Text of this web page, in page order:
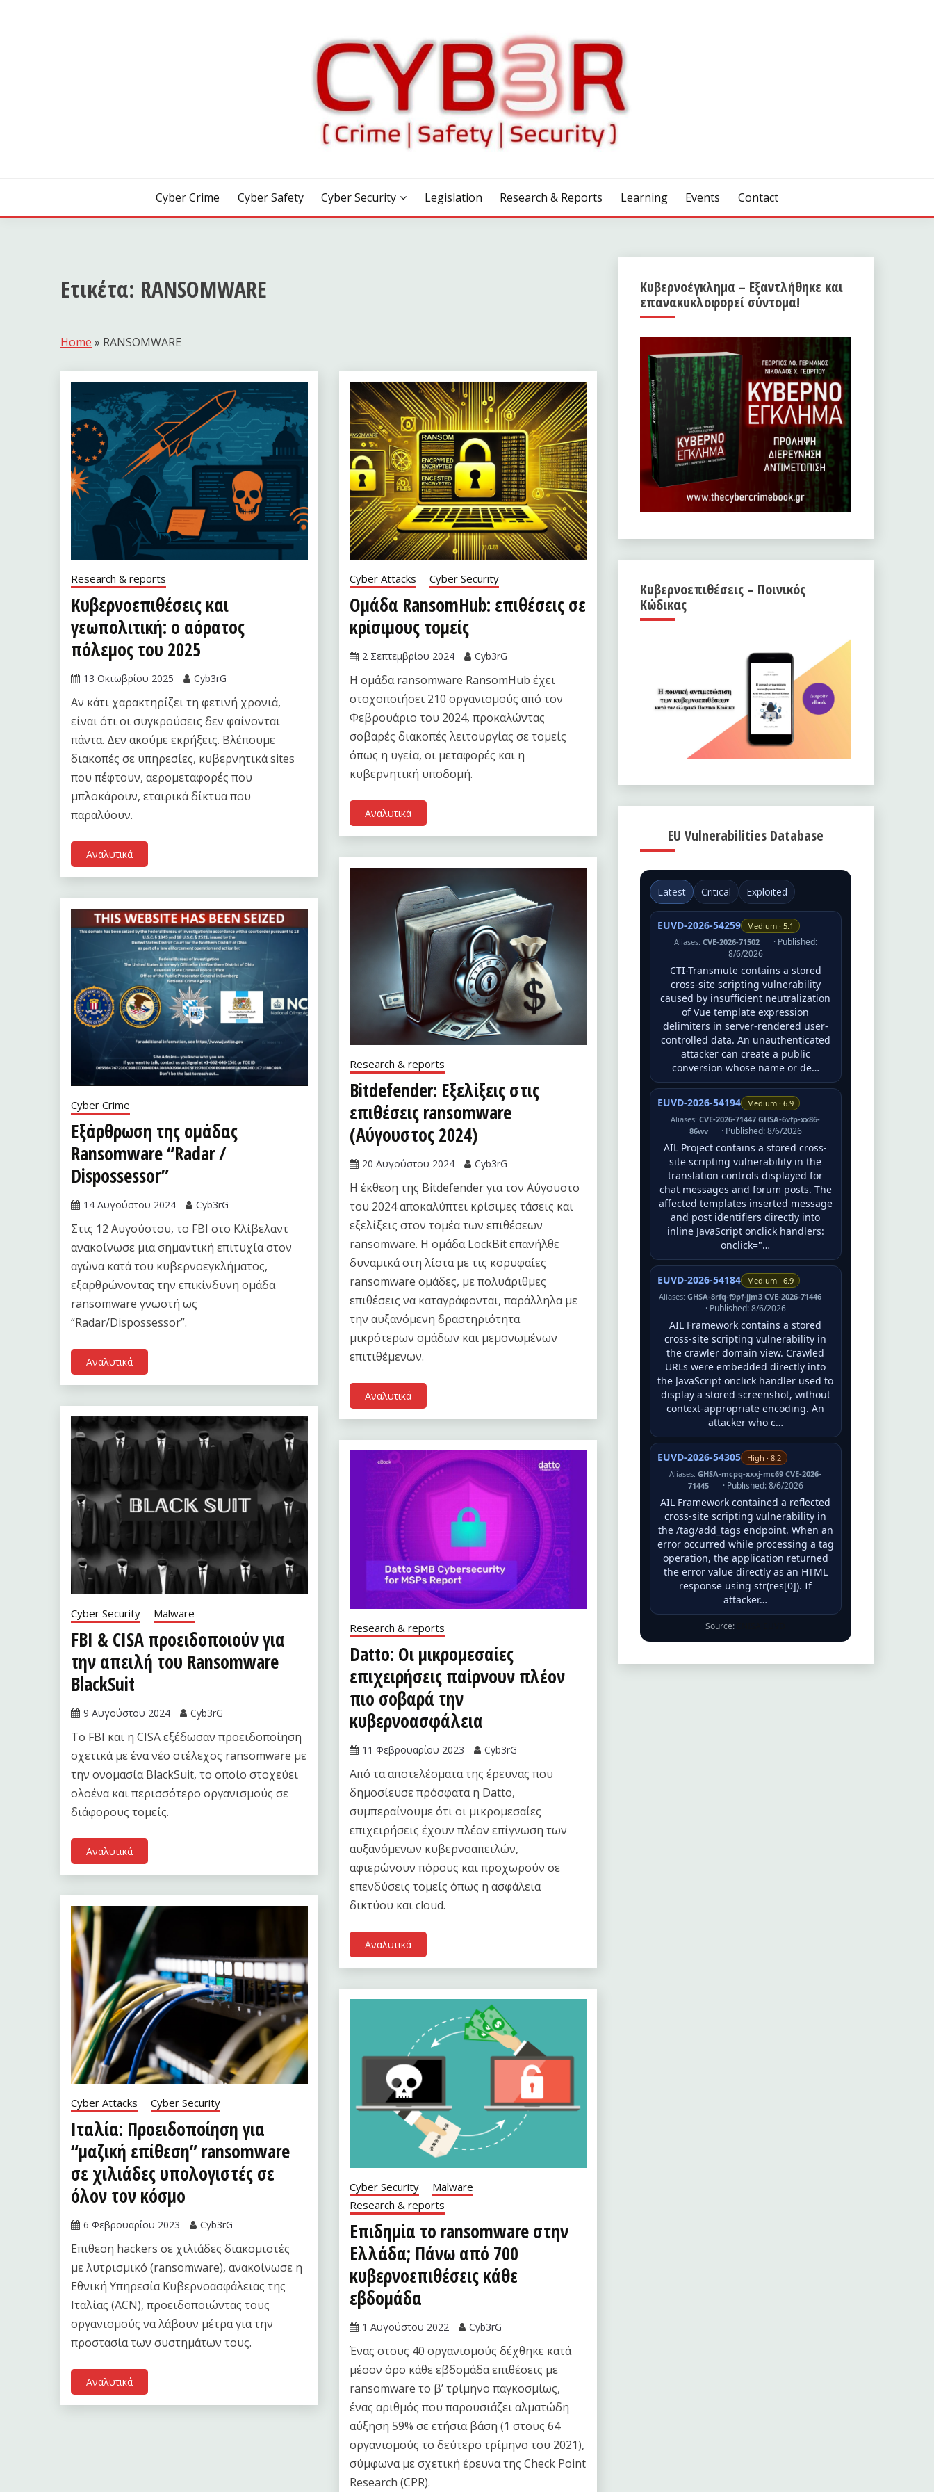
Cyber Crime Cyber Safety Cyber Security Legislation Research & Reports Learning Events Contact
Ετικέτα: RANSOMWARE
Home » RANSOMWARE
Research & reports
Κυβερνοεπιθέσεις και
γεωπολιτική: ο αόρατος
πόλεμος του 2025
13 Οκτωβρίου 2025 Cyb3rG
Αν κάτι χαρακτηρίζει τη φετινή χρονιά,
είναι ότι οι συγκρούσεις δεν φαίνονται
πάντα. Δεν ακούμε εκρήξεις. Βλέπουμε
διακοπές σε υπηρεσίες, κυβερνητικά sites
που πέφτουν, αερομεταφορές που
μπλοκάρουν, εταιρικά δίκτυα που
παραλύουν.
Αναλυτικά
Cyber Attacks Cyber Security
Ομάδα RansomHub: επιθέσεις σε
κρίσιμους τομείς
2 Σεπτεμβρίου 2024 Cyb3rG
Η ομάδα ransomware RansomHub έχει
στοχοποιήσει 210 οργανισμούς από τον
Φεβρουάριο του 2024, προκαλώντας
σοβαρές διακοπές λειτουργίας σε τομείς
όπως η υγεία, οι μεταφορές και η
κυβερνητική υποδομή.
Αναλυτικά
Research & reports
Bitdefender: Εξελίξεις στις
επιθέσεις ransomware
(Αύγουστος 2024)
20 Αυγούστου 2024 Cyb3rG
Η έκθεση της Bitdefender για τον Αύγουστο
του 2024 αποκαλύπτει κρίσιμες τάσεις και
εξελίξεις στον τομέα των επιθέσεων
ransomware. Η ομάδα LockBit επανήλθε
δυναμικά στη λίστα με τις κορυφαίες
ransomware ομάδες, με πολυάριθμες
επιθέσεις να καταγράφονται, παράλληλα με
την αυξανόμενη δραστηριότητα
μικρότερων ομάδων και μεμονωμένων
επιτιθέμενων.
Αναλυτικά
Cyber Crime
Εξάρθρωση της ομάδας
Ransomware “Radar /
Dispossessor”
14 Αυγούστου 2024 Cyb3rG
Στις 12 Αυγούστου, το FBI στο Κλίβελαντ
ανακοίνωσε μια σημαντική επιτυχία στον
αγώνα κατά του κυβερνοεγκλήματος,
εξαρθρώνοντας την επικίνδυνη ομάδα
ransomware γνωστή ως
“Radar/Dispossessor”.
Αναλυτικά
Cyber Security Malware
FBI & CISA προειδοποιούν για
την απειλή του Ransomware
BlackSuit
9 Αυγούστου 2024 Cyb3rG
Το FBI και η CISA εξέδωσαν προειδοποίηση
σχετικά με ένα νέο στέλεχος ransomware με
την ονομασία BlackSuit, το οποίο στοχεύει
ολοένα και περισσότερο οργανισμούς σε
διάφορους τομείς.
Αναλυτικά
Research & reports
Datto: Οι μικρομεσαίες
επιχειρήσεις παίρνουν πλέον
πιο σοβαρά την
κυβερνοασφάλεια
11 Φεβρουαρίου 2023 Cyb3rG
Από τα αποτελέσματα της έρευνας που
δημοσίευσε πρόσφατα η Datto,
συμπεραίνουμε ότι οι μικρομεσαίες
επιχειρήσεις έχουν πλέον επίγνωση των
αυξανόμενων κυβερνοαπειλών,
αφιερώνουν πόρους και προχωρούν σε
επενδύσεις τομείς όπως η ασφάλεια
δικτύου και cloud.
Αναλυτικά
Cyber Attacks Cyber Security
Ιταλία: Προειδοποίηση για
“μαζική επίθεση” ransomware
σε χιλιάδες υπολογιστές σε
όλον τον κόσμο
6 Φεβρουαρίου 2023 Cyb3rG
Επιθεση hackers σε χιλιάδες διακομιστές
με λυτρισμικό (ransomware), ανακοίνωσε η
Εθνική Υπηρεσία Κυβερνοασφάλειας της
Ιταλίας (ACN), προειδοποιώντας τους
οργανισμούς να λάβουν μέτρα για την
προστασία των συστημάτων τους.
Αναλυτικά
Cyber Security
Malware
Research & reports
Επιδημία το ransomware στην
Ελλάδα; Πάνω από 700
κυβερνοεπιθέσεις κάθε
εβδομάδα
1 Αυγούστου 2022 Cyb3rG
Ένας στους 40 οργανισμούς δέχθηκε κατά
μέσον όρο κάθε εβδομάδα επιθέσεις με
ransomware το β’ τρίμηνο παγκοσμίως,
ένας αριθμός που παρουσιάζει αλματώδη
αύξηση 59% σε ετήσια βάση (1 στους 64
οργανισμούς το δεύτερο τρίμηνο του 2021),
σύμφωνα με σχετική έρευνα της Check Point
Research (CPR).
Κυβερνοέγκλημα – Εξαντλήθηκε και
επανακυκλοφορεί σύντομα!
Κυβερνοεπιθέσεις – Ποινικός
Κώδικας
EU Vulnerabilities Database
Latest Critical Exploited
EUVD-2026-54259
Medium · 5.1
Aliases:CVE-2026-71502
· Published:
8/6/2026
CTI-Transmute contains a stored
cross-site scripting vulnerability
caused by insufficient neutralization
of Vue template expression
delimiters in server-rendered user-
controlled data. An unauthenticated
attacker can create a public
conversion whose name or de…
EUVD-2026-54194
Medium · 6.9
Aliases:CVE-2026-71447 GHSA-6vfp-xx86-
86wv
· Published: 8/6/2026
AIL Project contains a stored cross-
site scripting vulnerability in the
translation controls displayed for
chat messages and forum posts. The
affected templates inserted message
and post identifiers directly into
inline JavaScript onclick handlers:
onclick="…
EUVD-2026-54184
Medium · 6.9
Aliases: GHSA-8rfq-f9pf-jjm3 CVE-2026-71446
· Published: 8/6/2026
AIL Framework contains a stored
cross-site scripting vulnerability in
the crawler domain view. Crawled
URLs were embedded directly into
the JavaScript onclick handler used to
display a stored screenshot, without
context-appropriate encoding. An
attacker who c…
EUVD-2026-54305
High · 8.2
Aliases:GHSA-mcpq-xxxj-mc69 CVE-2026-
71445
· Published: 8/6/2026
AIL Framework contained a reflected
cross-site scripting vulnerability in
the /tag/add_tags endpoint. When an
error occurred while processing a tag
operation, the application returned
the error value directly as an HTML
response using str(res[0]). If
attacker…
Source: